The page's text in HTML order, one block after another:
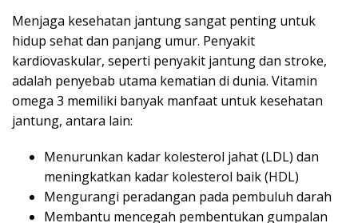
Menjaga kesehatan jantung sangat penting untuk
hidup sehat dan panjang umur. Penyakit
kardiovaskular, seperti penyakit jantung dan stroke,
adalah penyebab utama kematian di dunia. Vitamin
omega 3 memiliki banyak manfaat untuk kesehatan
jantung, antara lain:
Menurunkan kadar kolesterol jahat (LDL) dan
meningkatkan kadar kolesterol baik (HDL)
Mengurangi peradangan pada pembuluh darah
Membantu mencegah pembentukan gumpalan